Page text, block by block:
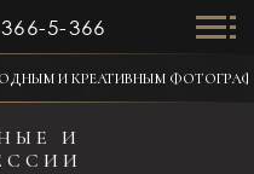
5-366
И КРЕАТИВНЫМ
И